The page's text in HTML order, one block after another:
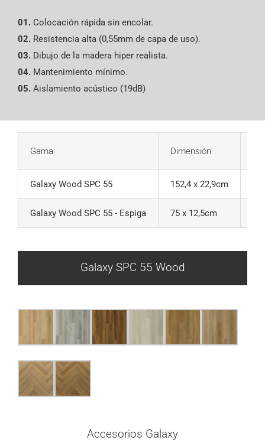
01.Colocación rápida sin encolar.
02.Resistencia alta (0,55mm de capa de uso).
03.Dibujo de la madera hiper realista.
04.Mantenimiento mínimo.
05.Aislamiento acústico (19dB)
Gama Dimensión
Galaxy Wood SPC 55 152,4 x 22,9cm
Galaxy Wood SPC 55 - Espiga 75 x 12,5cm
Galaxy SPC 55 Wood
Accesorios Galaxy